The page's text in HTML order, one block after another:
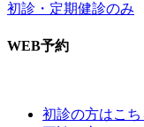
初診・定期健診のみ
WEB予約
初診の方はこち